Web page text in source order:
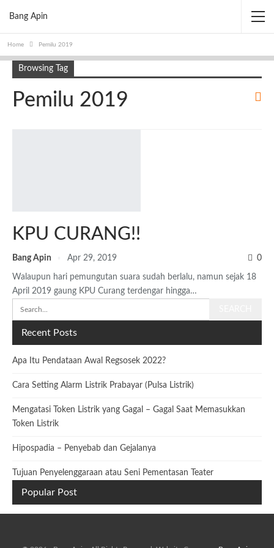
Bang Apin
Home Pemilu 2019
Browsing Tag
Pemilu 2019
KPU CURANG!!
Bang Apin Apr 29, 2019 0
Walaupun hari pemungutan suara sudah berlalu, namun sejak 18
April 2019 gaung KPU Curang terdengar hingga…
Recent Posts
Apa Itu Pendataan Awal Regsosek 2022?
Cara Setting Alarm Listrik Prabayar (Pulsa Listrik)
Mengatasi Token Listrik yang Gagal – Gagal Saat Memasukkan
Token Listrik
Hipospadia – Penyebab dan Gejalanya
Tujuan Penyelenggaraan atau Seni Pementasan Teater
Popular Post